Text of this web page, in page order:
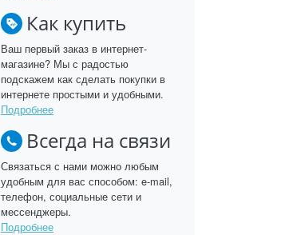
Как купить
Ваш первый заказ в интернет-
магазине? Мы с радостью
подскажем как сделать покупки в
интернете простыми и удобными.
Подробнее
Всегда на связи
Связаться с нами можно любым
удобным для вас способом: e-mail,
телефон, социальные сети и
мессенджеры.
Подробнее